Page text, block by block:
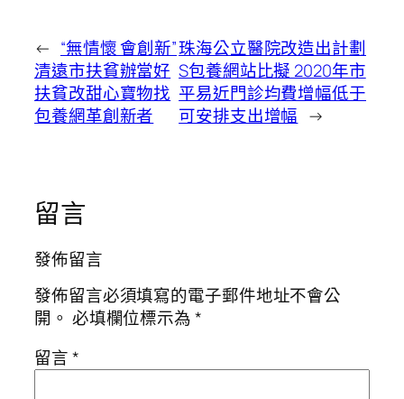
← “無情懷 會創新”
清遠市扶貧辦當好
扶貧改甜心寶物找
包養網革創新者
珠海公立醫院改造出計劃
S包養網站比擬 2020年市
平易近門診均費增幅低于
可安排支出增幅 →
留言
發佈留言
發佈留言必須填寫的電子郵件地址不會公
開。 必填欄位標示為*
留言*